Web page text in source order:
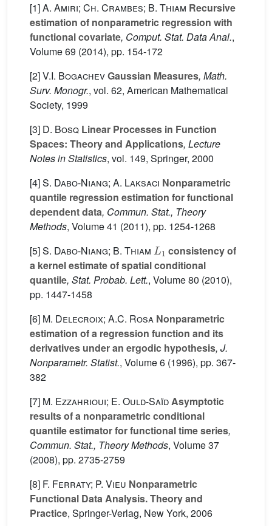
[1]A. Amiri; Ch. Crambes; B. Thiam Recursive
estimation of nonparametric regression with
functional covariate, Comput. Stat. Data Anal.,
Volume 69 (2014), pp. 154-172
[2]V.I. BogachevGaussian Measures, Math.
Surv. Monogr., vol. 62, American Mathematical
Society, 1999
[3] D. Bosq Linear Processes in Function
Spaces: Theory and Applications, Lecture
Notes in Statistics, vol. 149, Springer, 2000
[4]S. Dabo-Niang; A. Laksaci Nonparametric
quantile regression estimation for functional
dependent data, Commun. Stat., Theory
Methods, Volume 41 (2011), pp. 1254-1268
[5]S. Dabo-Niang; B. Thiam
consistency of
a kernel estimate of spatial conditional
quantile, Stat. Probab. Lett., Volume 80 (2010),
pp. 1447-1458
[6] M. Delecroix; A.C. Rosa Nonparametric
estimation of a regression function and its
derivatives under an ergodic hypothesis, J.
Nonparametr. Statist., Volume 6 (1996), pp. 367-
382
[7] M. Ezzahrioui; E. Ould-SaïdAsymptotic
results of a nonparametric conditional
quantile estimator for functional time series,
Commun. Stat., Theory Methods, Volume 37
(2008), pp. 2735-2759
[8] F. Ferraty; P. Vieu Nonparametric
Functional Data Analysis. Theory and
Practice, Springer-Verlag, New York, 2006